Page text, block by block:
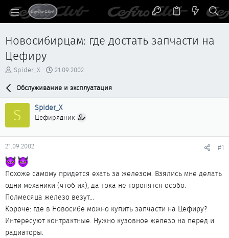
Новосибирцам: где достать запчасти на
Цефиру
А
р
т
м
ы
Spider_X
Д
т
н
а
а
21.09.2002
Обслуживание и эксплуатация
S Spider_X
Цефирядник
21.09.2002 #1
Похоже самому придется ехать за железом. Взялись мне делать
одни механики (чтоб их), да тока не торопятся особо.
Полмесяца железо везут...
Короче: где в Новосибе можно купить запчасти на Цефиру?
Интересуют контрактные. Нужно кузовное железо на перед и
радиаторы.